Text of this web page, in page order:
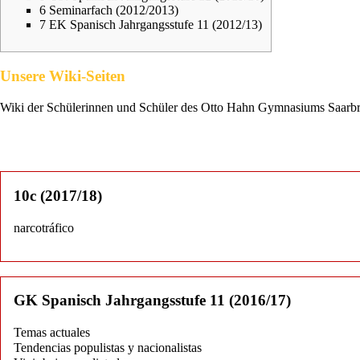
6 Seminarfach (2012/2013)
7 EK Spanisch Jahrgangsstufe 11 (2012/13)
Unsere Wiki-Seiten
Wiki der Schülerinnen und Schüler des Otto Hahn Gymnasiums
10c (2017/18)
narcotráfico
GK Spanisch Jahrgangsstufe 11 (2016/17)
Temas actuales
Tendencias populistas y nacionalistas